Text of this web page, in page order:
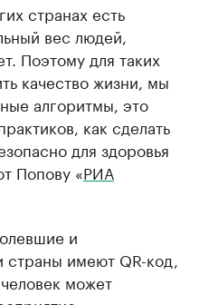
странах есть
вес людей,
Поэтому для таких
качество жизни, мы
алгоритмы, это
как сделать
для здоровья
Попову «РИА
и
имеют QR-код,
может